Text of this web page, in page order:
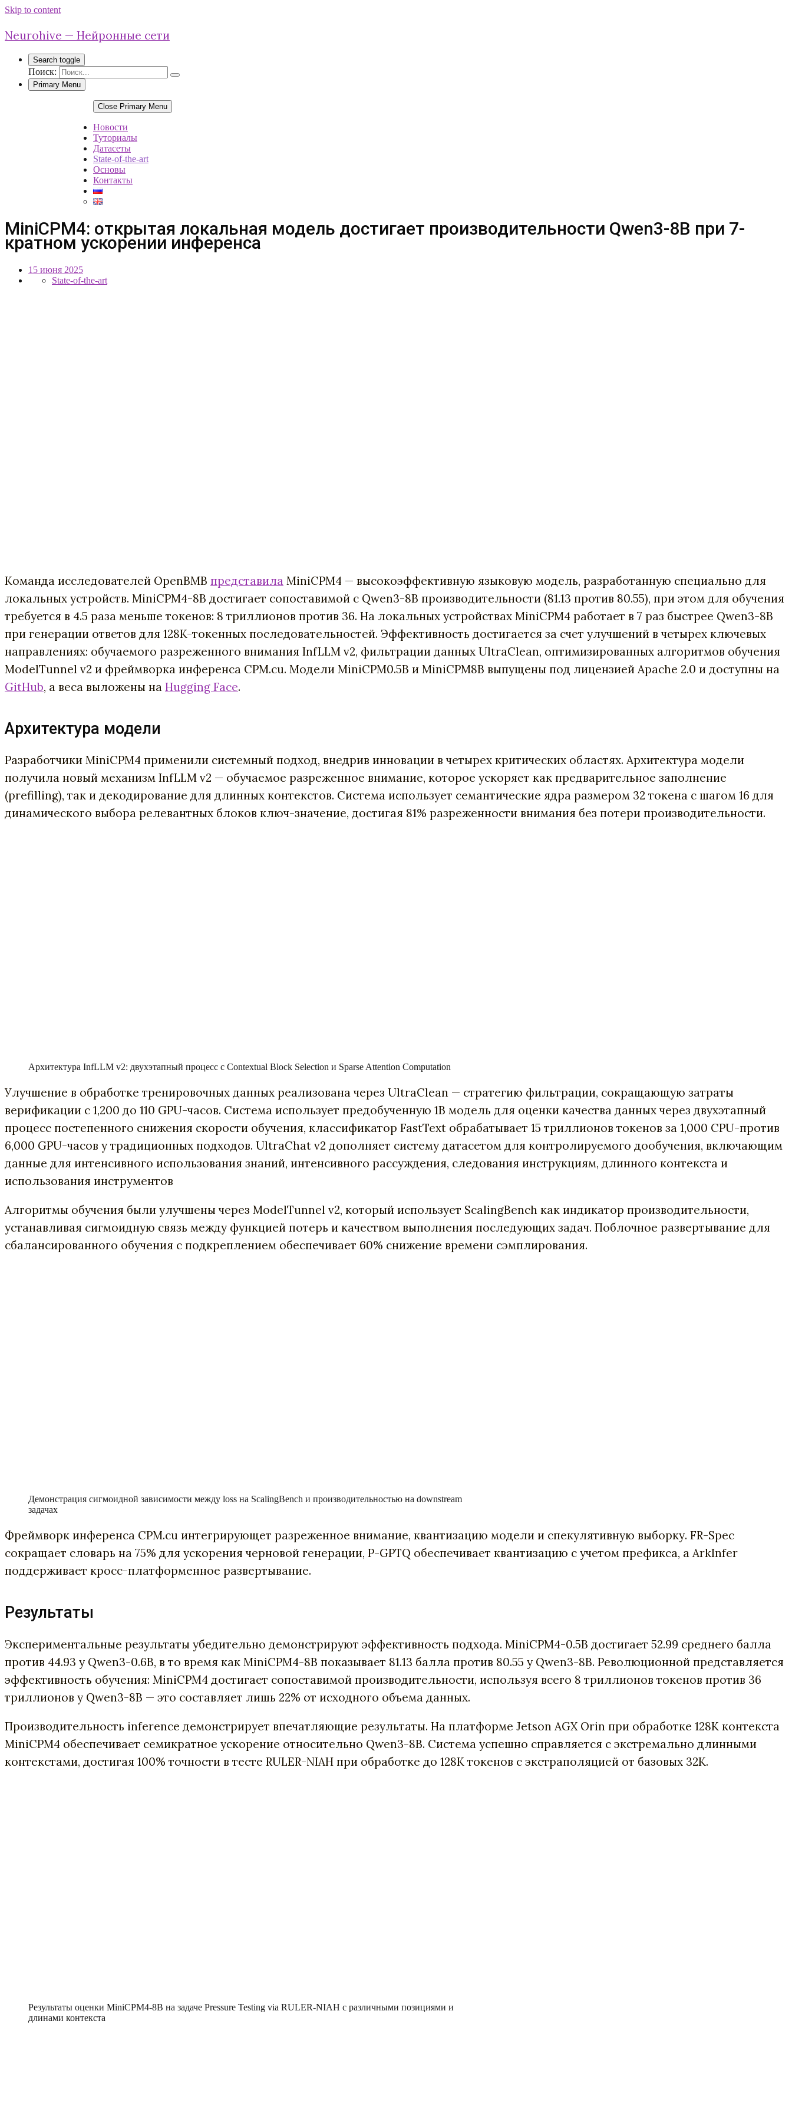
Skip to content
Neurohive — Нейронные сети
Search toggle
Поиск:
Primary Menu
Close Primary Menu
Новости
Туториалы
Датасеты
State-of-the-art
Основы
Контакты
MiniCPM4: открытая локальная модель достигает производительности Qwen3-8B при 7-
кратном ускорении инференса
15 июня 2025
State-of-the-art
Команда исследователей OpenBMB представила MiniCPM4 — высокоэффективную языковую модель, разработанную специально для
локальных устройств. MiniCPM4-8B достигает сопоставимой с Qwen3-8B производительности (81.13 против 80.55), при этом для обучения
требуется в 4.5 раза меньше токенов: 8 триллионов против 36. На локальных устройствах MiniCPM4 работает в 7 раз быстрее Qwen3-8B
при генерации ответов для 128K-токенных последовательностей. Эффективность достигается за счет улучшений в четырех ключевых
направлениях: обучаемого разреженного внимания InfLLM v2, фильтрации данных UltraClean, оптимизированных алгоритмов обучения
ModelTunnel v2 и фреймворка инференса CPM.cu. Модели MiniCPM0.5B и MiniCPM8B выпущены под лицензией Apache 2.0 и доступны на
GitHub, а веса выложены на Hugging Face.
Архитектура модели
Разработчики MiniCPM4 применили системный подход, внедрив инновации в четырех критических областях. Архитектура модели
получила новый механизм InfLLM v2 — обучаемое разреженное внимание, которое ускоряет как предварительное заполнение
(prefilling), так и декодирование для длинных контекстов. Система использует семантические ядра размером 32 токена с шагом 16 для
динамического выбора релевантных блоков ключ-значение, достигая 81% разреженности внимания без потери производительности.
Архитектура InfLLM v2: двухэтапный процесс с Contextual Block Selection и Sparse Attention Computation
Улучшение в обработке тренировочных данных реализована через UltraClean — стратегию фильтрации, сокращающую затраты
верификации с 1,200 до 110 GPU-часов. Система использует предобученную 1B модель для оценки качества данных через двухэтапный
процесс постепенного снижения скорости обучения, классификатор FastText обрабатывает 15 триллионов токенов за 1,000 CPU-против
6,000 GPU-часов у традиционных подходов. UltraChat v2 дополняет систему датасетом для контролируемого дообучения, включающим
данные для интенсивного использования знаний, интенсивного рассуждения, следования инструкциям, длинного контекста и
использования инструментов
Алгоритмы обучения были улучшены через ModelTunnel v2, который использует ScalingBench как индикатор производительности,
устанавливая сигмоидную связь между функцией потерь и качеством выполнения последующих задач. Поблочное развертывание для
сбалансированного обучения с подкреплением обеспечивает 60% снижение времени сэмплирования.
Демонстрация сигмоидной зависимости между loss на ScalingBench и производительностью на downstream
задачах
Фреймворк инференса CPM.cu интегрирующет разреженное внимание, квантизацию модели и спекулятивную выборку. FR-Spec
сокращает словарь на 75% для ускорения черновой генерации, P-GPTQ обеспечивает квантизацию с учетом префикса, а ArkInfer
поддерживает кросс-платформенное развертывание.
Результаты
Экспериментальные результаты убедительно демонстрируют эффективность подхода. MiniCPM4-0.5B достигает 52.99 среднего балла
против 44.93 у Qwen3-0.6B, в то время как MiniCPM4-8B показывает 81.13 балла против 80.55 у Qwen3-8B. Революционной представляется
эффективность обучения: MiniCPM4 достигает сопоставимой производительности, используя всего 8 триллионов токенов против 36
триллионов у Qwen3-8B — это составляет лишь 22% от исходного объема данных.
Производительность inference демонстрирует впечатляющие результаты. На платформе Jetson AGX Orin при обработке 128K контекста
MiniCPM4 обеспечивает семикратное ускорение относительно Qwen3-8B. Система успешно справляется с экстремально длинными
контекстами, достигая 100% точности в тесте RULER-NIAH при обработке до 128K токенов с экстраполяцией от базовых 32K.
Результаты оценки MiniCPM4-8B на задаче Pressure Testing via RULER-NIAH с различными позициями и
длинами контекста